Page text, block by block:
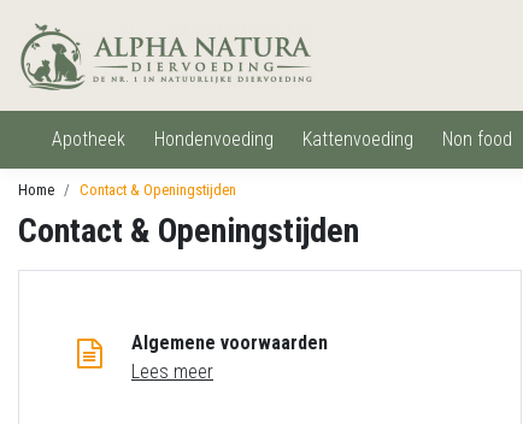
apotheek hondenvoeding kattenvoeding non food
Home Contact & Openingstijden
Contact & Openingstijden
Algemene voorwaarden
Lees meer